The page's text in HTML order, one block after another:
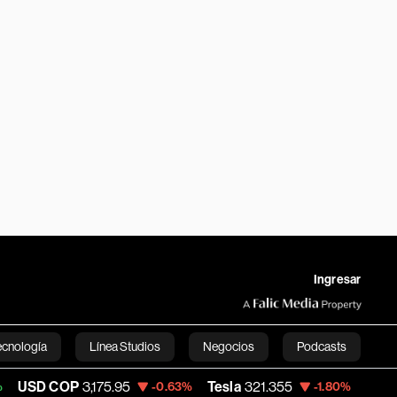
Ingresar
Línea Studios Negocios Podcasts
English
3,175.95 -0.63% Tesla 321.355 -1.80% Space X 108.29